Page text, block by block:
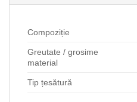
Compoziție
Greutate / grosime
material
Tip țesătură